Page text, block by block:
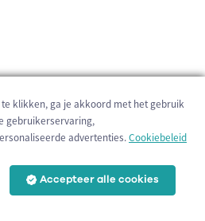
klikken, ga je akkoord met het gebruik
gebruikerservaring,
advertenties.Cookiebeleid
Accepteer alle cookies